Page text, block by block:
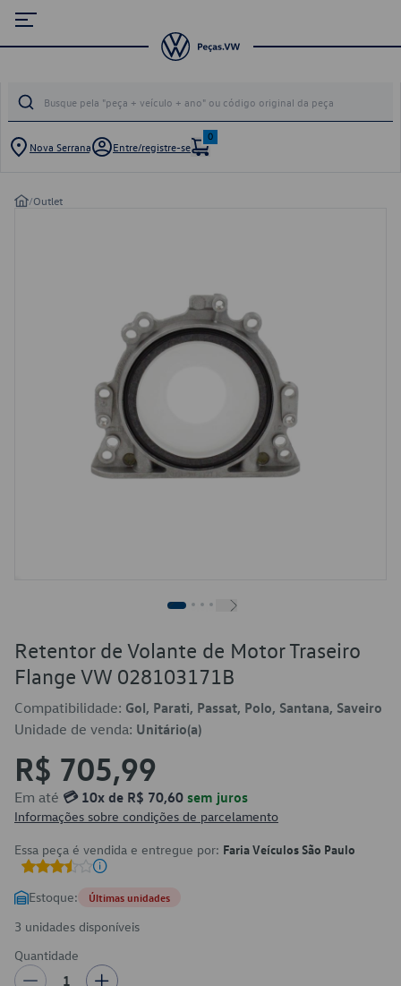
Nova Serrana Entre/registre-se
0
/Outlet
Retentor de Volante de Motor Traseiro
Flange VW 028103171B
Compatibilidade: Gol, Parati, Passat, Polo, Santana, Saveiro
Unidade de venda: Unitário(a)
R$ 705,99
Em até 💳 10x de R$ 70,60 sem juros
Informações sobre condições de parcelamento
Essa peça é vendida e entregue por: Faria Veículos São Paulo
Estoque: Últimas unidades
3 unidades disponíveis
Quantidade
1